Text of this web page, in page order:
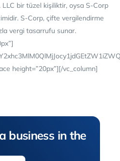
bir tüzel kişiliktir, oysa S-Corp
S-Corp, çifte vergilendirme
vergi tasarrufu sunar.
height=”20px”][/vc_column]
business in the